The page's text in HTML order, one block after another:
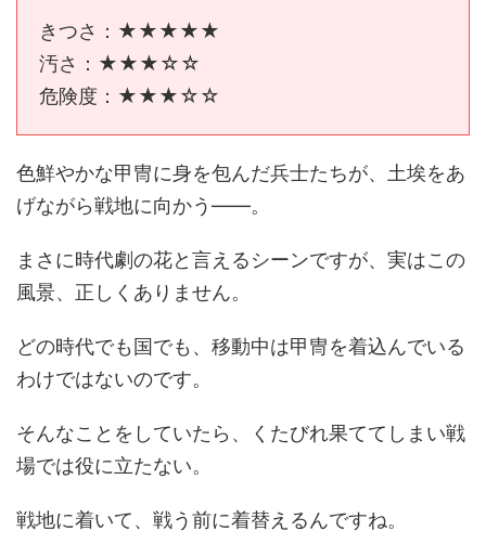
きつさ：★★★★★
汚さ：★★★☆☆
危険度：★★★☆☆
色鮮やかな甲冑に身を包んだ兵士たちが、土埃をあ
げながら戦地に向かう――。
まさに時代劇の花と言えるシーンですが、実はこの
風景、正しくありません。
どの時代でも国でも、移動中は甲冑を着込んでいる
わけではないのです。
そんなことをしていたら、くたびれ果ててしまい戦
場では役に立たない。
戦地に着いて、戦う前に着替えるんですね。